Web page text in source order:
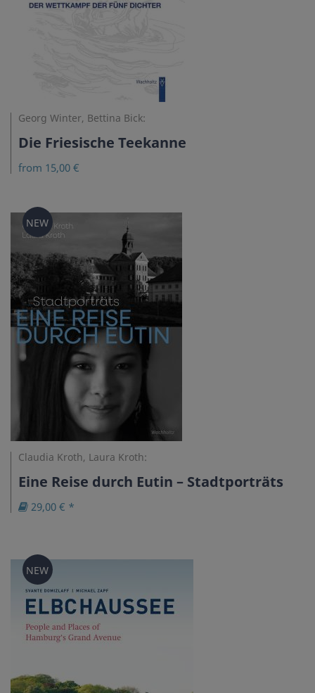
Georg Winter, Bettina Bick:
Die Friesische Teekanne
from 15,00 €
NEW
Claudia Kroth, Laura Kroth:
Eine Reise durch Eutin – Stadtporträts
29,00 € *
NEW